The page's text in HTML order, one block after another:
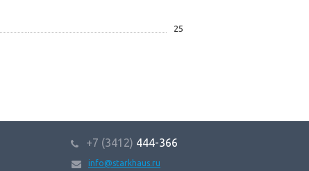
25
+7 (3412) 444-366
info@starkhaus.ru